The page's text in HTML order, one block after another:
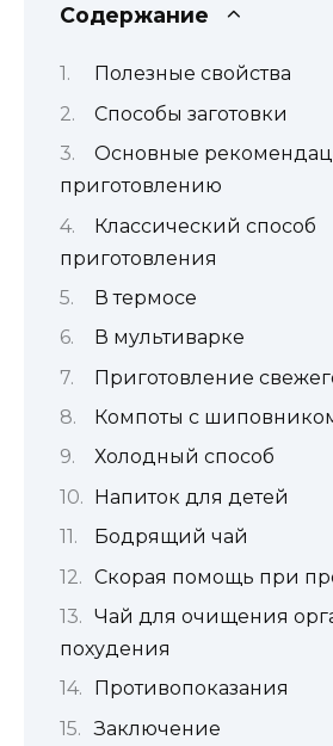
Содержание
Полезные свойства
Способы заготовки
Основные
приготовлению
Классический способ
приготовления
В термосе
В мультиварке
Приготовление
Компоты с
Холодный способ
Напиток для детей
Бодрящий чай
Скорая помощь при
Чай для очищения
похудения
Противопоказания
Заключение